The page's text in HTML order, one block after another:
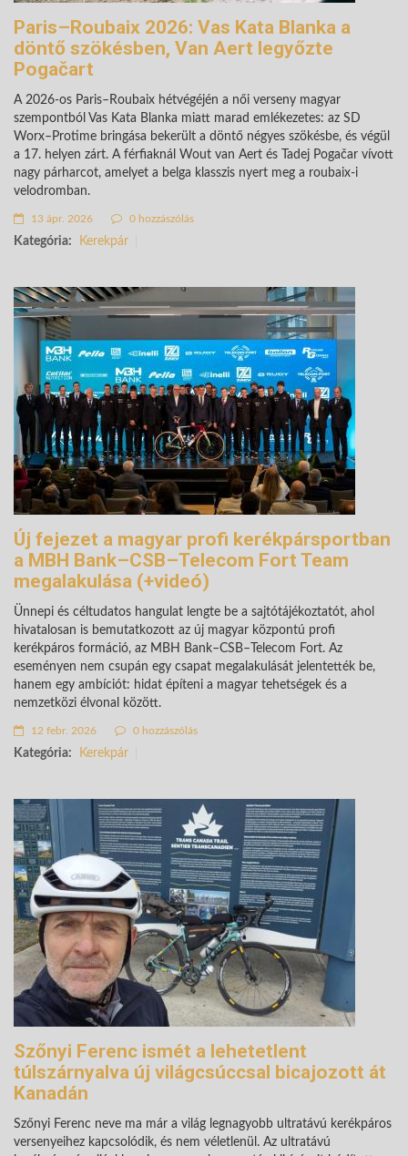
Paris–Roubaix 2026: Vas Kata Blanka a
döntő szökésben, Van Aert legyőzte
Pogačart
A 2026-os Paris–Roubaix hétvégéjén a női verseny magyar
szempontból Vas Kata Blanka miatt marad emlékezetes: az SD
Worx–Protime bringása bekerült a döntő négyes szökésbe, és végül
a 17. helyen zárt. A férfiaknál Wout van Aert és Tadej Pogačar vívott
nagy párharcot, amelyet a belga klasszis nyert meg a roubaix-i
velodromban.
13 ápr. 2026 0 hozzászólás
Kategória: Kerekpár
Új fejezet a magyar profi kerékpársportban
a MBH Bank–CSB–Telecom Fort Team
megalakulása (+videó)
Ünnepi és céltudatos hangulat lengte be a sajtótájékoztatót, ahol
hivatalosan is bemutatkozott az új magyar központú profi
kerékpáros formáció, az MBH Bank–CSB–Telecom Fort. Az
eseményen nem csupán egy csapat megalakulását jelentették be,
hanem egy ambíciót: hidat építeni a magyar tehetségek és a
nemzetközi élvonal között.
12 febr. 2026 0 hozzászólás
Kategória: Kerekpár
Szőnyi Ferenc ismét a lehetetlent
túlszárnyalva új világcsúccsal bicajozott át
Kanadán
Szőnyi Ferenc neve ma már a világ legnagyobb ultratávú kerékpáros
versenyeihez kapcsolódik, és nem véletlenül. Az ultratávú